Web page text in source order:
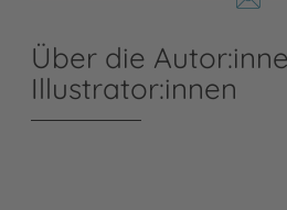
Über die
Illustrator:innen